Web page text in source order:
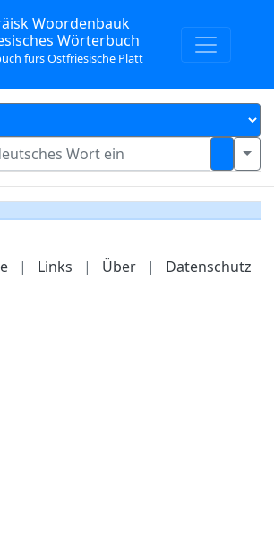
Woordenbauk
Wörterbuch
fürs Ostfriesische Platt
| Links | Über | Datenschutz